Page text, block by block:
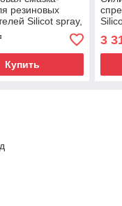
резиновых
Silicot spray,
Купить
3